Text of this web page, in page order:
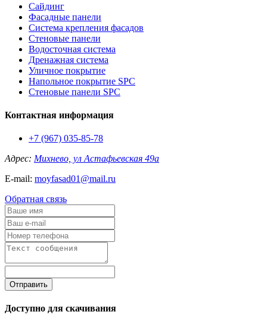
Сайдинг
Фасадные панели
Система крепления фасадов
Стеновые панели
Водосточная система
Дренажная система
Уличное покрытие
Напольное покрытие SPC
Стеновые панели SPC
Контактная информация
+7 (967) 035-85-78
Адрес: Михнево, ул Астафьевская 49а
E-mail: moyfasad01@mail.ru
Обратная связь
Отправить
Доступно для скачивания